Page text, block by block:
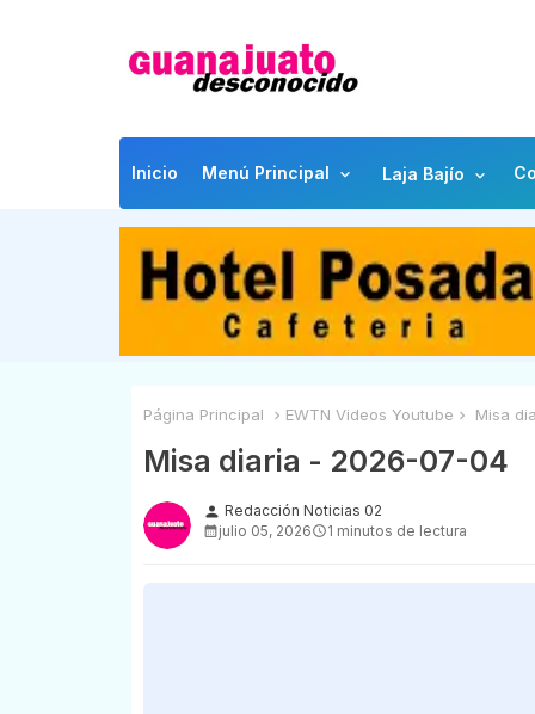
Inicio Menú Principal Laja Bajío
Página Principal EWTN Videos Youtube Misa
Misa diaria - 2026-07-04
person Redacción Noticias 02
julio 05, 2026
1 minutos de lectura